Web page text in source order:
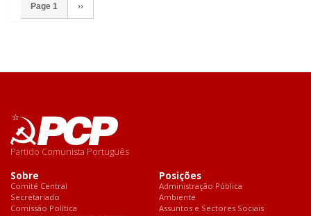
Page 1 ››
Partido Comunista Português
Sobre
Comité Central
Secretariado
Comissão Política
Posições
Administração Pública
Ambiente
Assuntos e Sectores Sociais